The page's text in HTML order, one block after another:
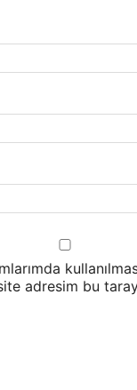
adresim bu